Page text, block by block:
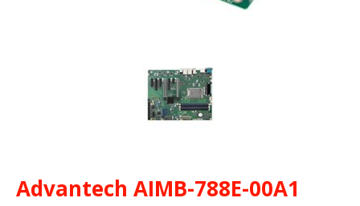
Advantech AIMB-788E-00A1